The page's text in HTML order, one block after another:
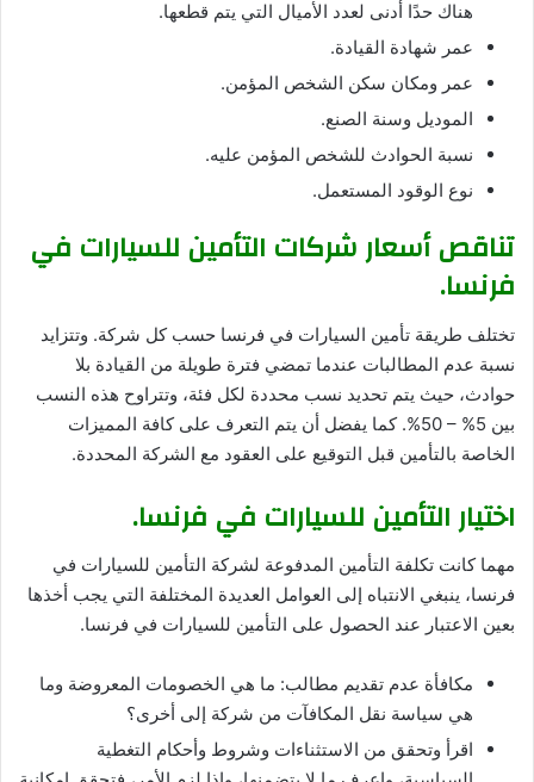
هناك حدًا أدنى لعدد الأميال التي يتم قطعها.
عمر شهادة القيادة.
عمر ومكان سكن الشخص المؤمن.
الموديل وسنة الصنع.
نسبة الحوادث للشخص المؤمن عليه.
نوع الوقود المستعمل.
تناقص أسعار شركات التأمين للسيارات في
فرنسا.
تختلف طريقة تأمين السيارات في فرنسا حسب كل شركة. وتتزايد
نسبة عدم المطالبات عندما تمضي فترة طويلة من القيادة بلا
حوادث، حيث يتم تحديد نسب محددة لكل فئة، وتتراوح هذه النسب
بين 5% – 50%. كما يفضل أن يتم التعرف على كافة المميزات
الخاصة بالتأمين قبل التوقيع على العقود مع الشركة المحددة.
اختيار التأمين للسيارات في فرنسا.
مهما كانت تكلفة التأمين المدفوعة لشركة التأمين للسيارات في
فرنسا، ينبغي الانتباه إلى العوامل العديدة المختلفة التي يجب أخذها
بعين الاعتبار عند الحصول على التأمين للسيارات في فرنسا.
مكافأة عدم تقديم مطالب: ما هي الخصومات المعروضة وما
هي سياسة نقل المكافآت من شركة إلى أخرى؟
اقرأ وتحقق من الاستثناءات وشروط وأحكام التغطية